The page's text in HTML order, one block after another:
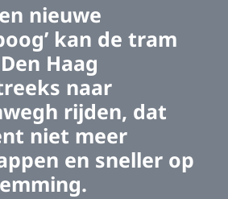
nieuwe
kan de tram
Haag
naar
rijden, dat
niet meer
en sneller op